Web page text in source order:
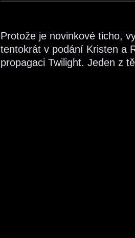
Protože je novinkové ticho,
tentokrát v podání Kristen a
propagaci Twilight. Jeden z